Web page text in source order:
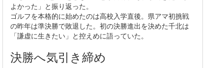
よかった」と振り返った。
ゴルフを本格的に始めたのは高校入学直後。県アマ初挑戦
の昨年は準決勝で敗退した。初の決勝進出を決めた千北は
「謙虚に生きたい」と控えめに語っていた。
決勝へ気引き締め